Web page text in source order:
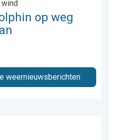
op weg
weernieuwsberichten